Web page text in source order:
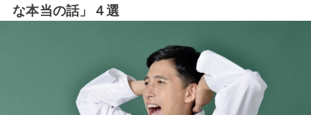
な本当の話」４選